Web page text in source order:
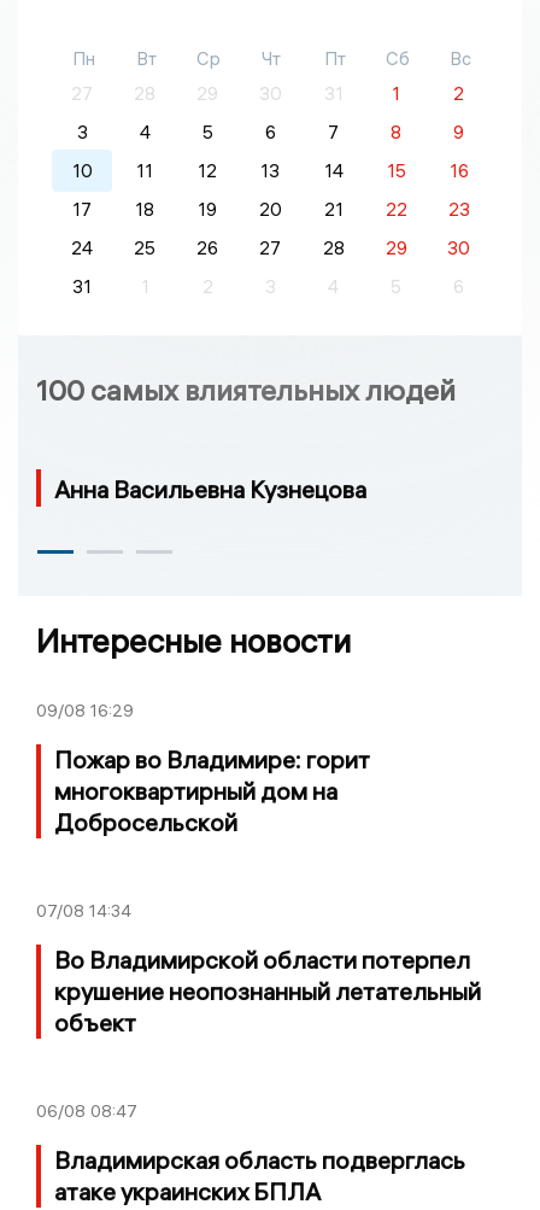
Пн Вт Ср Чт Пт Сб
Вс
27
28 29 30 31 1
2
3
4 5 6 7 8
9
10
11 12 13 14 15
16
17
18 19 20 21 22
23
24
25 26 27 28 29
30
31
1 2 3 4 5 6
100 самых влиятельных людей
Анна Васильевна Кузнецова
Интересные новости
09/08 16:29
Пожар во Владимире: горит
многоквартирный дом на
Добросельской
07/08 14:34
Во Владимирской области потерпел
крушение неопознанный летательный
объект
06/08 08:47
Владимирская область подверглась
атаке украинских БПЛА